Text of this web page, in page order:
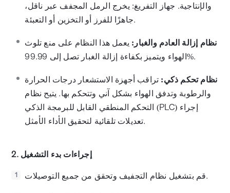
والإنتاجية. جهاز التفريغ: يخرج الرمل المجفف عبر ناقل،
جاهزًا للفرز أو التخزين أو التعبئة.
نظام إزالة العادم والغبار: يعمل هذا النظام على منع تلوث
الهواء ويتميز بكفاءة إزالة الغبار تصل إلى 99.99%.
نظام تحكم ذكي: تراقب أجهزة الاستشعار درجات الحرارة
والرطوبة وتدفق الهواء بشكل آني وتتحكم بها. يتيح نظام
التحكم المنطقي القابل للبرمجة الذكي (PLC) إجراء
تعديلات تلقائية لتحقيق الأداء الأمثل.
2. إجراءات بدء التشغيل
1 قم بتشغيل نظام التجفيف وتحقق من جميع التوصيلات.